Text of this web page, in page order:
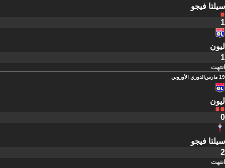
سيلتا فيجو
1
ليون
1
انتهت
19 مارس الدوري الأوروبي
ليون
0
سيلتا فيجو
2
انتهت